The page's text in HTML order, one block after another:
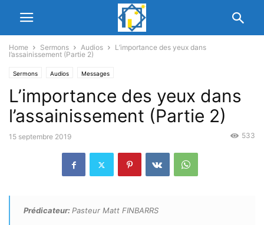
Home Sermons Audios
L’importance des yeux dans
l’assainissement (Partie 2)
Sermons Audios Messages
L’importance des yeux dans
l’assainissement (Partie 2)
15 septembre 2019 533
Prédicateur:Pasteur Matt FINBARRS